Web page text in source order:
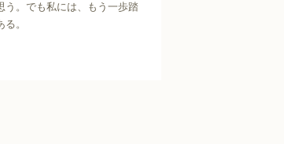
う。でも私には、もう一歩踏
。